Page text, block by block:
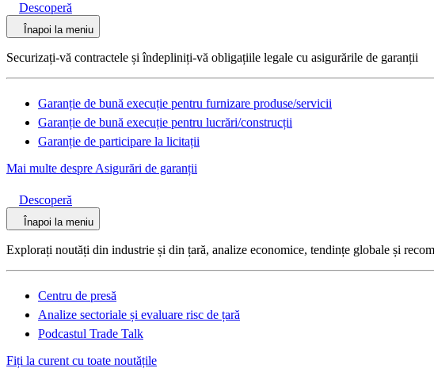
Descoperă
Înapoi la meniu
Securizați-vă contractele și îndepliniți-vă obligațiile legale cu asigurările de garanții
Garanție de bună execuție pentru furnizare produse/servicii
Garanție de bună execuție pentru lucrări/construcții
Garanție de participare la licitații
Mai multe despre Asigurări de garanții
Descoperă
Înapoi la meniu
Explorați noutăți din industrie și din țară, analize economice, tendințe globale și
Centru de presă
Analize sectoriale și evaluare risc de țară
Podcastul Trade Talk
Fiți la curent cu toate noutățile